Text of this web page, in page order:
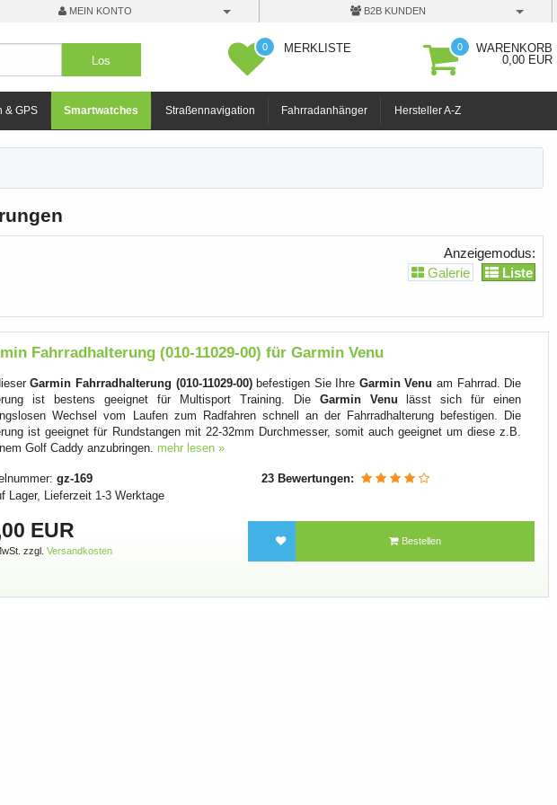
MEIN KONTO B2B KUNDEN
0 MERKLISTE 0
WARENKORB
0,00 EUR
& GPS Smartwatches Straßennavigation Fahrradanhänger Hersteller A-Z
Anzeigemodus:
Galerie
Liste
Fahrradhalterung (010-11029-00) für Garmin Venu
Garmin Fahrradhalterung (010-11029-00)befestigen Sie Ihre Garmin Venu am Fahrrad. Die
ist bestens geeignet für Multisport Training. Die Garmin Venu lässt sich für einen
Wechsel vom Laufen zum Radfahren schnell an der Fahrradhalterung befestigen. Die
ist geeignet für Rundstangen mit 22-32mm Durchmesser, somit auch geeignet um diese z.B.
Golf Caddy anzubringen. mehr lesen »
gz-169
23 Bewertungen:
Lager, Lieferzeit 1-3 Werktage
EUR
zzgl.Versandkosten
Bestellen